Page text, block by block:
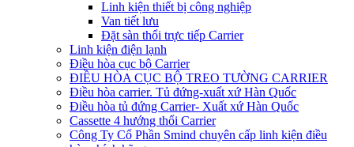
Linh kiện thiết bị công nghiệp
Van tiết lưu
Đặt sàn thổi trực tiếp Carrier
Linh kiện điện lạnh
Điều hòa cục bộ Carrier
ĐIỀU HÒA CỤC BỘ TREO TƯỜNG CARRIER
Điều hòa carrier. Tủ đứng-xuất xứ Hàn Quốc
Điều hòa tủ đứng Carrier- Xuất xứ Hàn Quốc
Cassette 4 hướng thổi Carrier
Công Ty Cổ Phần Smind chuyên cấp linh kiện điều